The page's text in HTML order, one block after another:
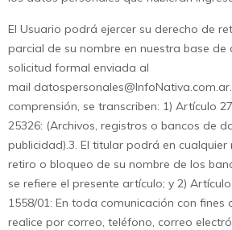
El Usuario podrá ejercer su derecho de
parcial de su nombre en nuestra base de
solicitud formal enviada al
mail datospersonales@InfoNativa.com.ar
comprensión, se transcriben: 1) Artículo
25326: (Archivos, registros o bancos de
publicidad).3. El titular podrá en
retiro o bloqueo de su nombre de los
se refiere el presente artículo; y 2)
1558/01: En toda comunicación con fines
realice por correo, teléfono, correo